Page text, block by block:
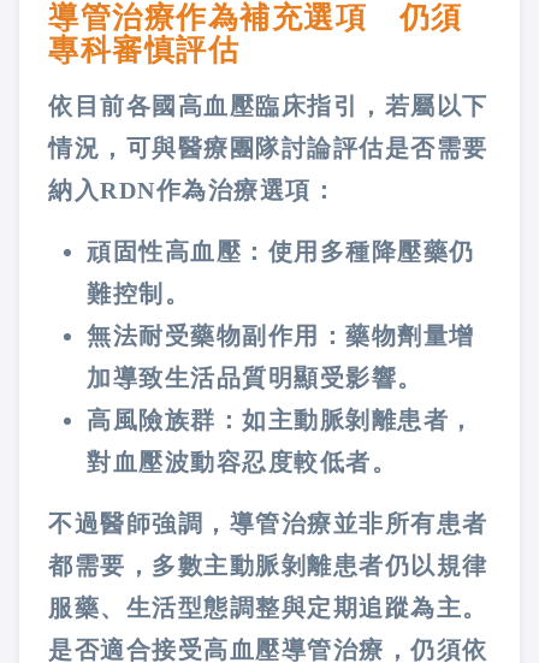
導管治療作為補充選項 仍須
專科審慎評估
依目前各國高血壓臨床指引，若屬以下
情況，可與醫療團隊討論評估是否需要
納入RDN作為治療選項：
頑固性高血壓：使用多種降壓藥仍
難控制。
無法耐受藥物副作用：藥物劑量增
加導致生活品質明顯受影響。
高風險族群：如主動脈剝離患者，
對血壓波動容忍度較低者。
不過醫師強調，導管治療並非所有患者
都需要，多數主動脈剝離患者仍以規律
服藥、生活型態調整與定期追蹤為主。
是否適合接受高血壓導管治療，仍須依